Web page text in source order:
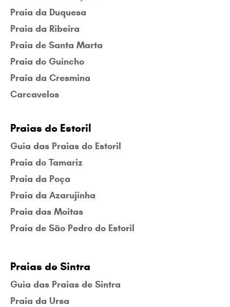
Praia da Duquesa
Praia da Ribeira
Praia de Santa Marta
Praia do Guincho
Praia da Cresmina
Carcavelos
Praias do Estoril
Guia das Praias do Estoril
Praia do Tamariz
Praia da Poça
Praia da Azarujinha
Praia das Moitas
Praia de São Pedro do Estoril
Praias de Sintra
Guia das Praias de Sintra
Praia da Ursa